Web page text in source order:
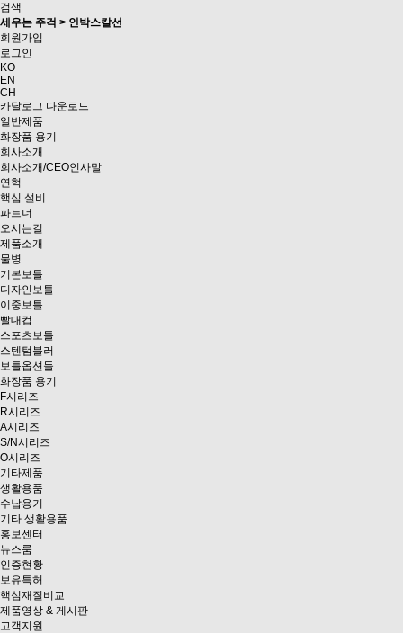
검색
세우는 주걱 > 인박스칼선
회원가입
로그인
KO
EN
CH
카달로그 다운로드
일반제품
화장품 용기
회사소개
회사소개/CEO인사말
연혁
핵심 설비
파트너
오시는길
제품소개
물병
기본보틀
디자인보틀
이중보틀
빨대컵
스포츠보틀
스텐텀블러
보틀옵션들
화장품 용기
F시리즈
R시리즈
A시리즈
S/N시리즈
O시리즈
기타제품
생활용품
수납용기
기타 생활용품
홍보센터
뉴스룸
인증현황
보유특허
핵심재질비교
제품영상 & 게시판
고객지원